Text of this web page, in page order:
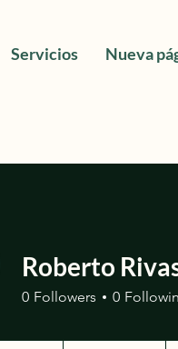
Servicios Nueva
Roberto
0 Followers 0